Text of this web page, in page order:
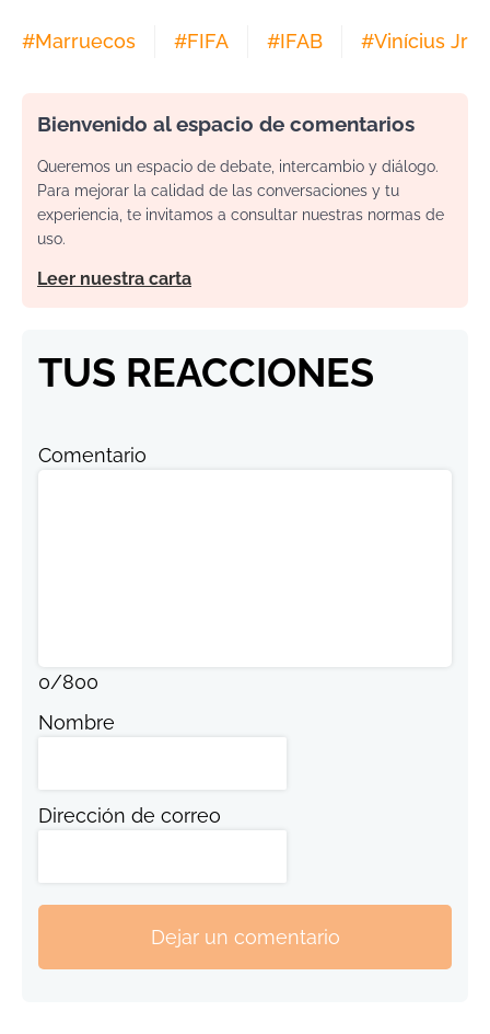
#Marruecos #FIFA #IFAB #Vinícius Jr
Bienvenido al espacio de comentarios
Queremos un espacio de debate, intercambio y diálogo.
Para mejorar la calidad de las conversaciones y tu
experiencia, te invitamos a consultar nuestras normas de
uso.
Leer nuestra carta
TUS REACCIONES
Comentario
0/800
Nombre
Dirección de correo
Dejar un comentario